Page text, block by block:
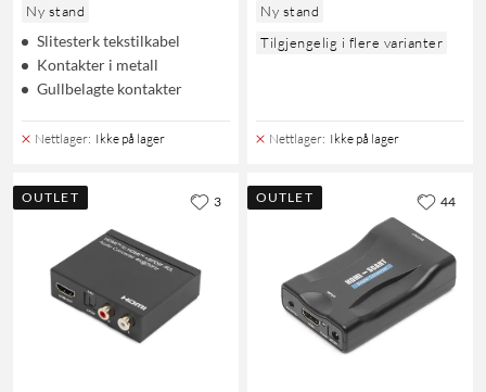
Ny stand
Slitesterk tekstilkabel
Kontakter i metall
Gullbelagte kontakter
Nettlager: Ikke på lager
Ny stand
Tilgjengelig i flere varianter
Nettlager: Ikke på lager
OUTLET 3 OUTLET 44